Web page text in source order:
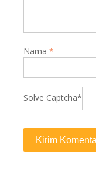
Nama *
Solve Captcha*